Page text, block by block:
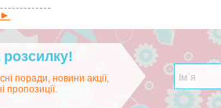
►
розсилку!
поради, новини акції,
пропозиції.